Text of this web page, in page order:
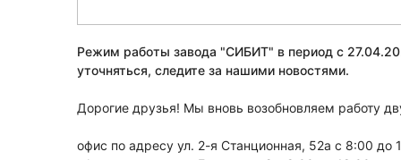
Режим работы завода "СИБИТ" в период с
уточняться, следите за нашими новостями.
Дорогие друзья! Мы вновь возобновляем работу
офис по адресу ул. 2-я Станционная, 52а с 8:00 до